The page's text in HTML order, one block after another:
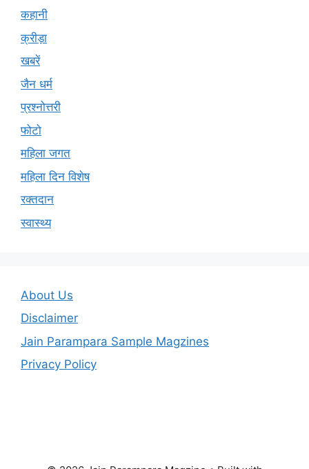
कहानी
क्रीड़ा
खबरें
जैन धर्म
प्रश्नोत्तरी
फोटो
महिला जगत
महिला दिन विशेष
रक्तदान
स्वास्थ्य
About Us
Disclaimer
Jain Parampara Sample Magzines
Privacy Policy